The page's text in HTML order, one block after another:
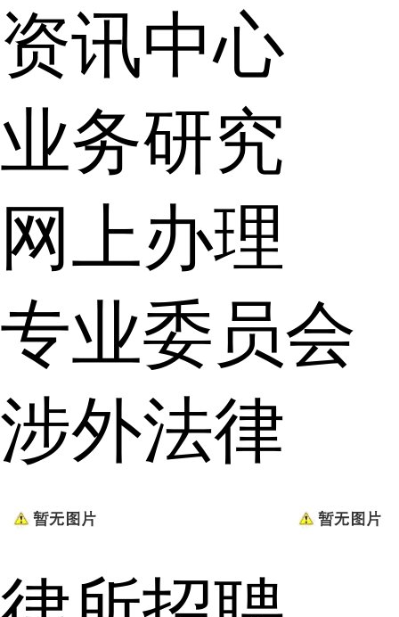
资讯中心
业务研究
网上办理
专业委员会
涉外法律